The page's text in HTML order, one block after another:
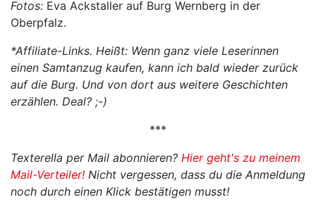
Fotos: Eva Ackstaller auf Burg Wernberg in der
Oberpfalz.
*Affiliate-Links. Heißt: Wenn ganz viele Leserinnen
einen Samtanzug kaufen, kann ich bald wieder zurück
auf die Burg. Und von dort aus weitere Geschichten
erzählen. Deal? ;-)
***
Texterella per Mail abonnieren? Hier geht's zu meinem
Mail-Verteiler! Nicht vergessen, dass du die Anmeldung
noch durch einen Klick bestätigen musst!